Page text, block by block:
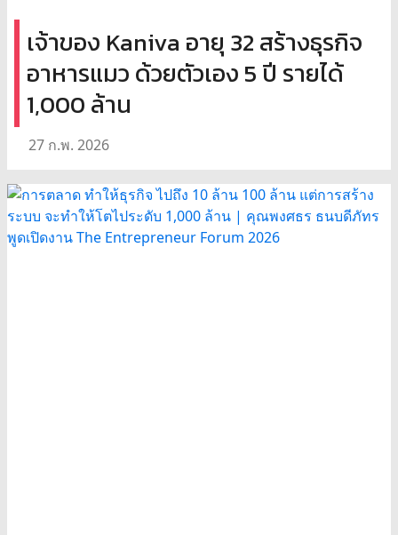
เจ้าของ Kaniva อายุ 32 สร้างธุรกิจ
อาหารแมว ด้วยตัวเอง 5 ปี รายได้
1,000 ล้าน
27 ก.พ. 2026